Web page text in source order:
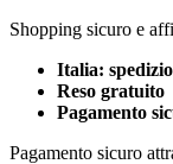
Shopping sicuro e
Italia:
Reso gratuito
Pagamento
Pagamento sicuro